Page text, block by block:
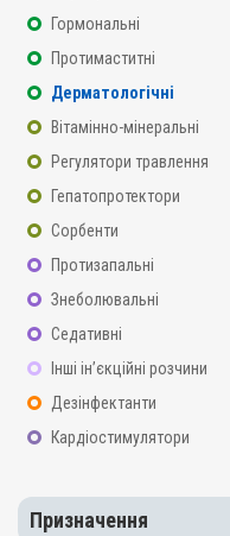
Гормональні
Протимаститні
Дерматологічні
Вітамінно-мінеральні
Регулятори травлення
Гепатопротектори
Сорбенти
Протизапальні
Знеболювальні
Седативні
Інші ін’єкційні розчини
Дезінфектанти
Кардіостимулятори
Призначення